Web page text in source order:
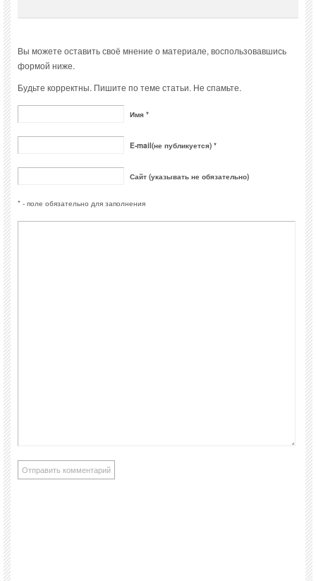
Вы можете оставить своё мнение о материале, воспользовавшись
формой ниже.
Будьте корректны. Пишите по теме статьи. Не спамьте.
Имя *
E-mail(не публикуется) *
Сайт (указывать не обязательно)
* - поле обязательно для заполнения